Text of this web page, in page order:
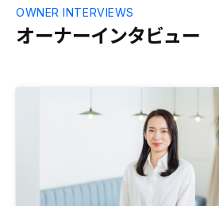
申し分のない物件に出会えたため購
めました。
オーナーインタビュー
OWNER INTERVIEWS